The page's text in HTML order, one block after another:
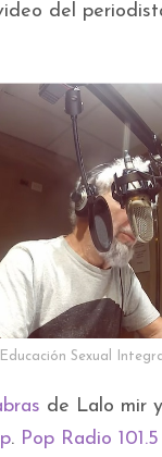
del
Sexual
de Lalo mir
. Pop Radio 101.5